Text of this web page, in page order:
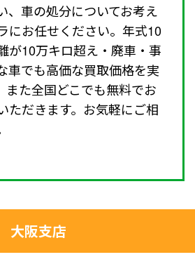
、車の処分についてお考え
にお任せください。年式10
が10万キロ超え・廃車・事
車でも高価な買取価格を実
また全国どこでも無料でお
ただきます。お気軽にご相
大阪支店